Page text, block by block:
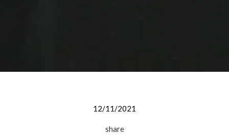
12/11/2021
share